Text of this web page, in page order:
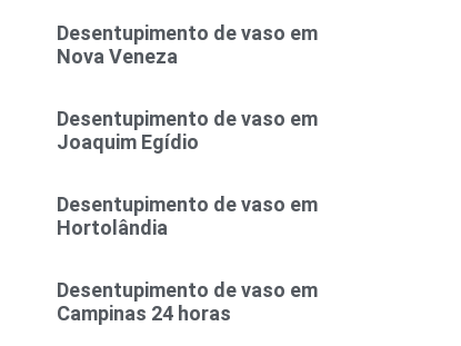
Desentupimento de vaso em
Nova Veneza
Desentupimento de vaso em
Joaquim Egídio
Desentupimento de vaso em
Hortolândia
Desentupimento de vaso em
Campinas 24 horas